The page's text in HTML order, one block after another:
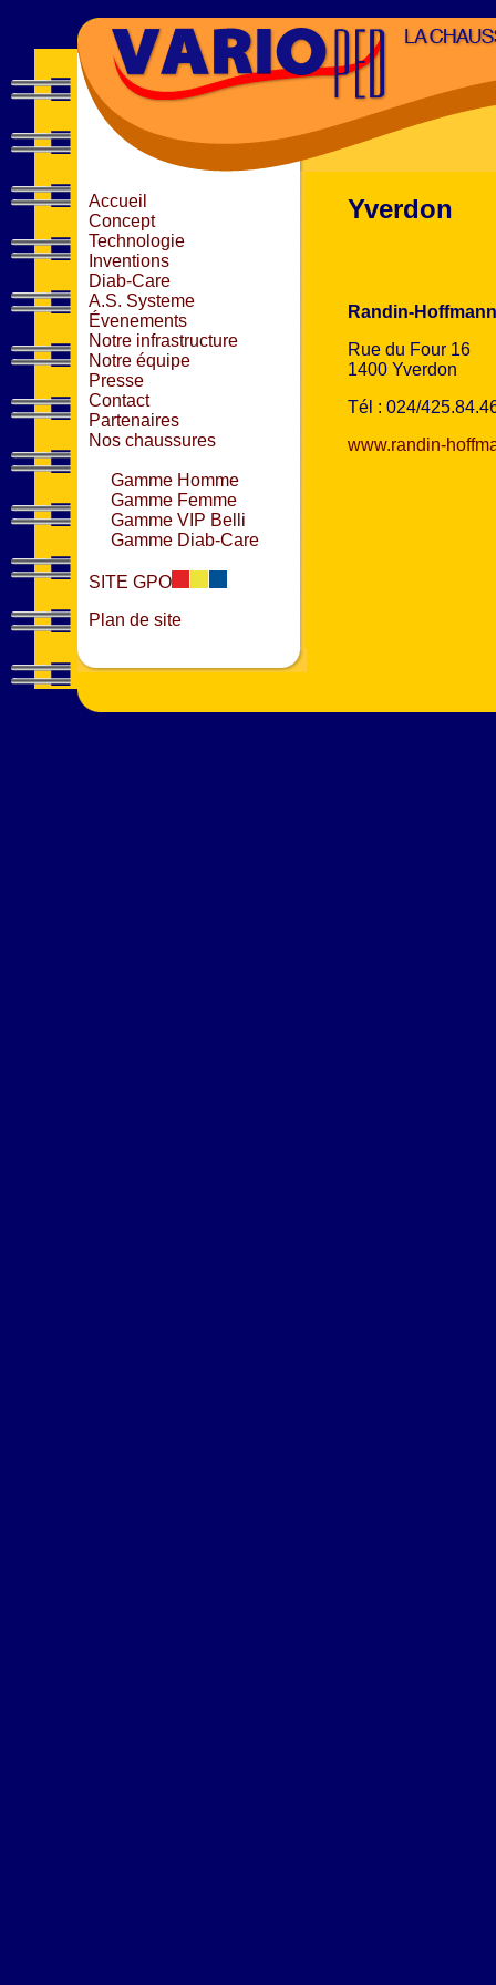
Accueil
Concept
Technologie
Inventions
Diab-Care
A.S. Systeme
Évenements
Notre infrastructure
Notre équipe
Presse
Contact
Partenaires
Nos chaussures
Gamme Homme
Gamme Femme
Gamme VIP Belli
Gamme Diab-Care
SITE GPO
Plan de site
Yverdon
Randin-
Rue du Four 16
1400 Yverdon
Tél : 024/
www.randin-